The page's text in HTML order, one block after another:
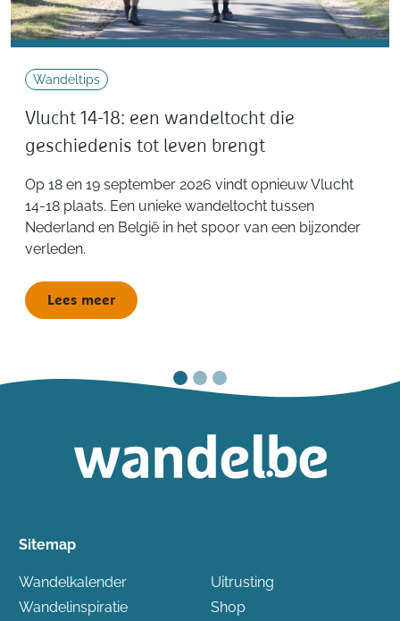
Wandeltips
Vlucht 14-18: een wandeltocht die
geschiedenis tot leven brengt
Op 18 en 19 september 2026 vindt opnieuw Vlucht
14-18 plaats. Een unieke wandeltocht tussen
Nederland en België in het spoor van een bijzonder
verleden.
Lees meer
Sitemap
Wandelkalender
Wandelinspiratie
Uitrusting
Shop